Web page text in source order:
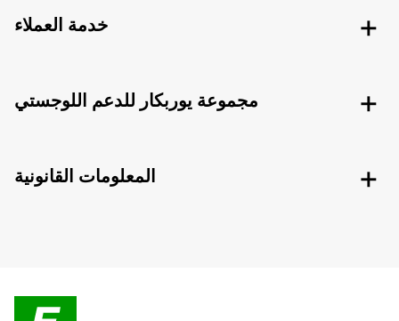
خدمة العملاء
مجموعة يوربكار للدعم اللوجستي
المعلومات القانونية